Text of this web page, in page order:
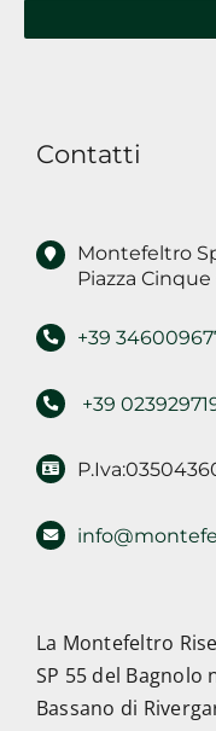
diContatti
Montefeltro
Piazza Cinque
+39
+39
La Montefeltro
SP 55 del Bagnolo
Bassano di